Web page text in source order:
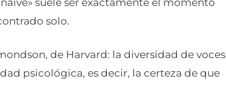
solo.
de Harvard: la diversidad de voces
psicológica, es decir, la certeza de que